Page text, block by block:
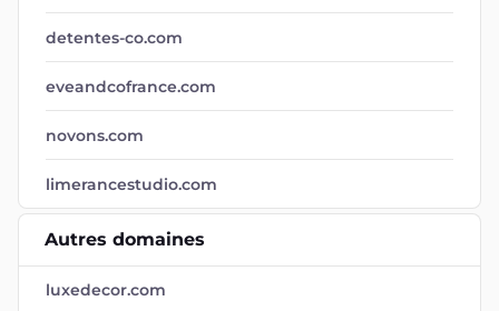
detentes-co.com
eveandcofrance.com
novons.com
limerancestudio.com
Autres domaines
luxedecor.com